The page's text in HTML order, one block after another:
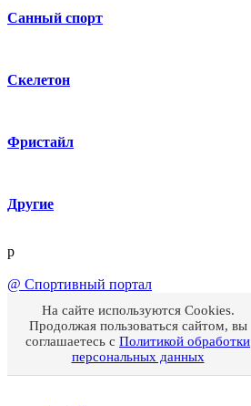
Санный спорт
Скелетон
Фристайл
Другие
p
@ Спортивный портал
На сайте используются Cookies.
Продолжая пользоваться сайтом, вы
соглашаетесь с Политикой обработки
персональных данных